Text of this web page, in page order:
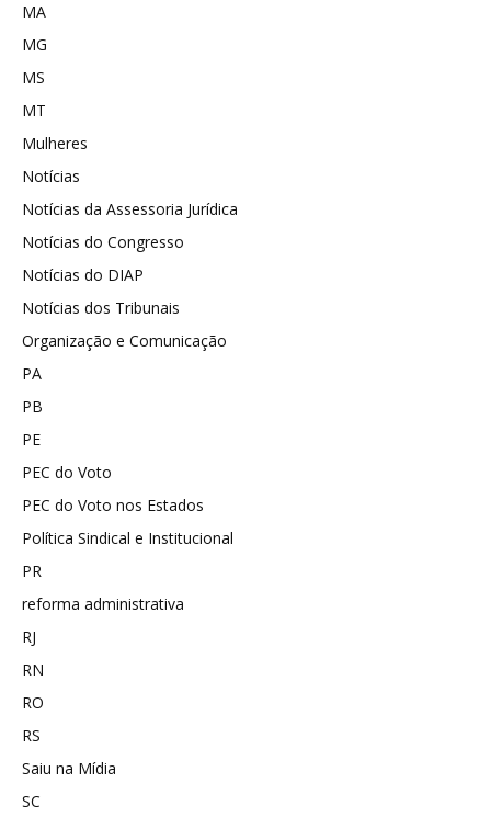
MA
MG
MS
MT
Mulheres
Notícias
Notícias da Assessoria Jurídica
Notícias do Congresso
Notícias do DIAP
Notícias dos Tribunais
Organização e Comunicação
PA
PB
PE
PEC do Voto
PEC do Voto nos Estados
Política Sindical e Institucional
PR
reforma administrativa
RJ
RN
RO
RS
Saiu na Mídia
SC